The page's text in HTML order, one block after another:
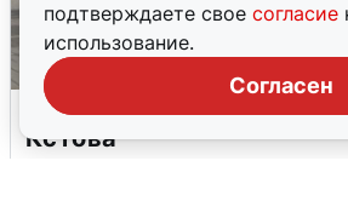
подтверждаете свое согласие
использование.
Согласен
Грохот в небе разбудил
Кстова